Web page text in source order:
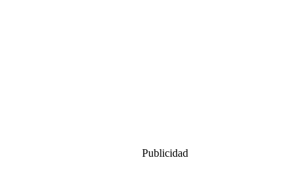
Publicidad